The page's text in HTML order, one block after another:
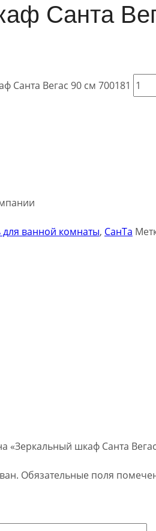
Санта
Санта Вегас 90 см 700181
ванной комнаты, СанТа
«Зеркальный шкаф Санта
Обязательные поля